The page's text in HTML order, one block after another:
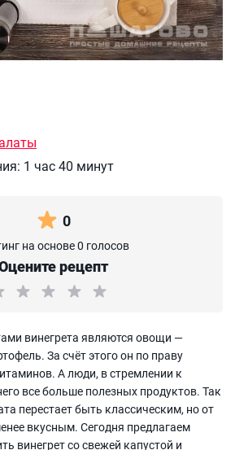
1 час 40 минут
0
на основе 0 голосов
рецепт
винегрета являются овощи —
За счёт этого он по праву
А люди, в стремлении к
все больше полезных продуктов. Так
перестает быть классическим, но от
вкусным. Сегодня предлагаем
винегрет со свежей капустой и